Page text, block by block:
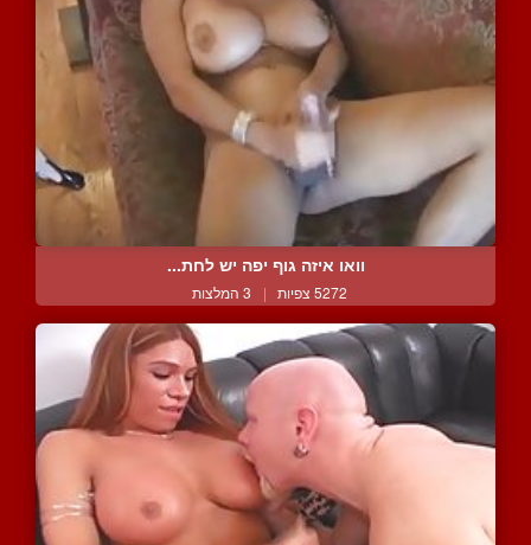
וואו איזה גוף יפה יש לחת...
5272 צפיות | 3 המלצות